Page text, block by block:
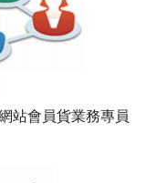
站會員貨業務專員